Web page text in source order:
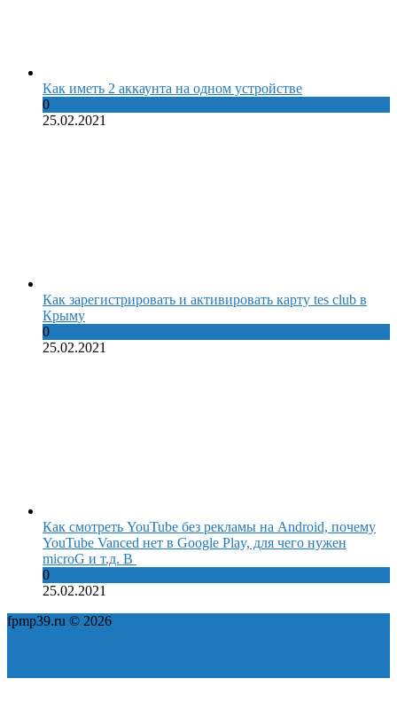
Как иметь 2 аккаунта на одном устройстве
0
25.02.2021
Как зарегистрировать и активировать карту tes club в
Крыму
0
25.02.2021
Как смотреть YouTube без рекламы на Android, почему
YouTube Vanced нет в Google Play, для чего нужен
microG и т.д. В
0
25.02.2021
fpmp39.ru © 2026